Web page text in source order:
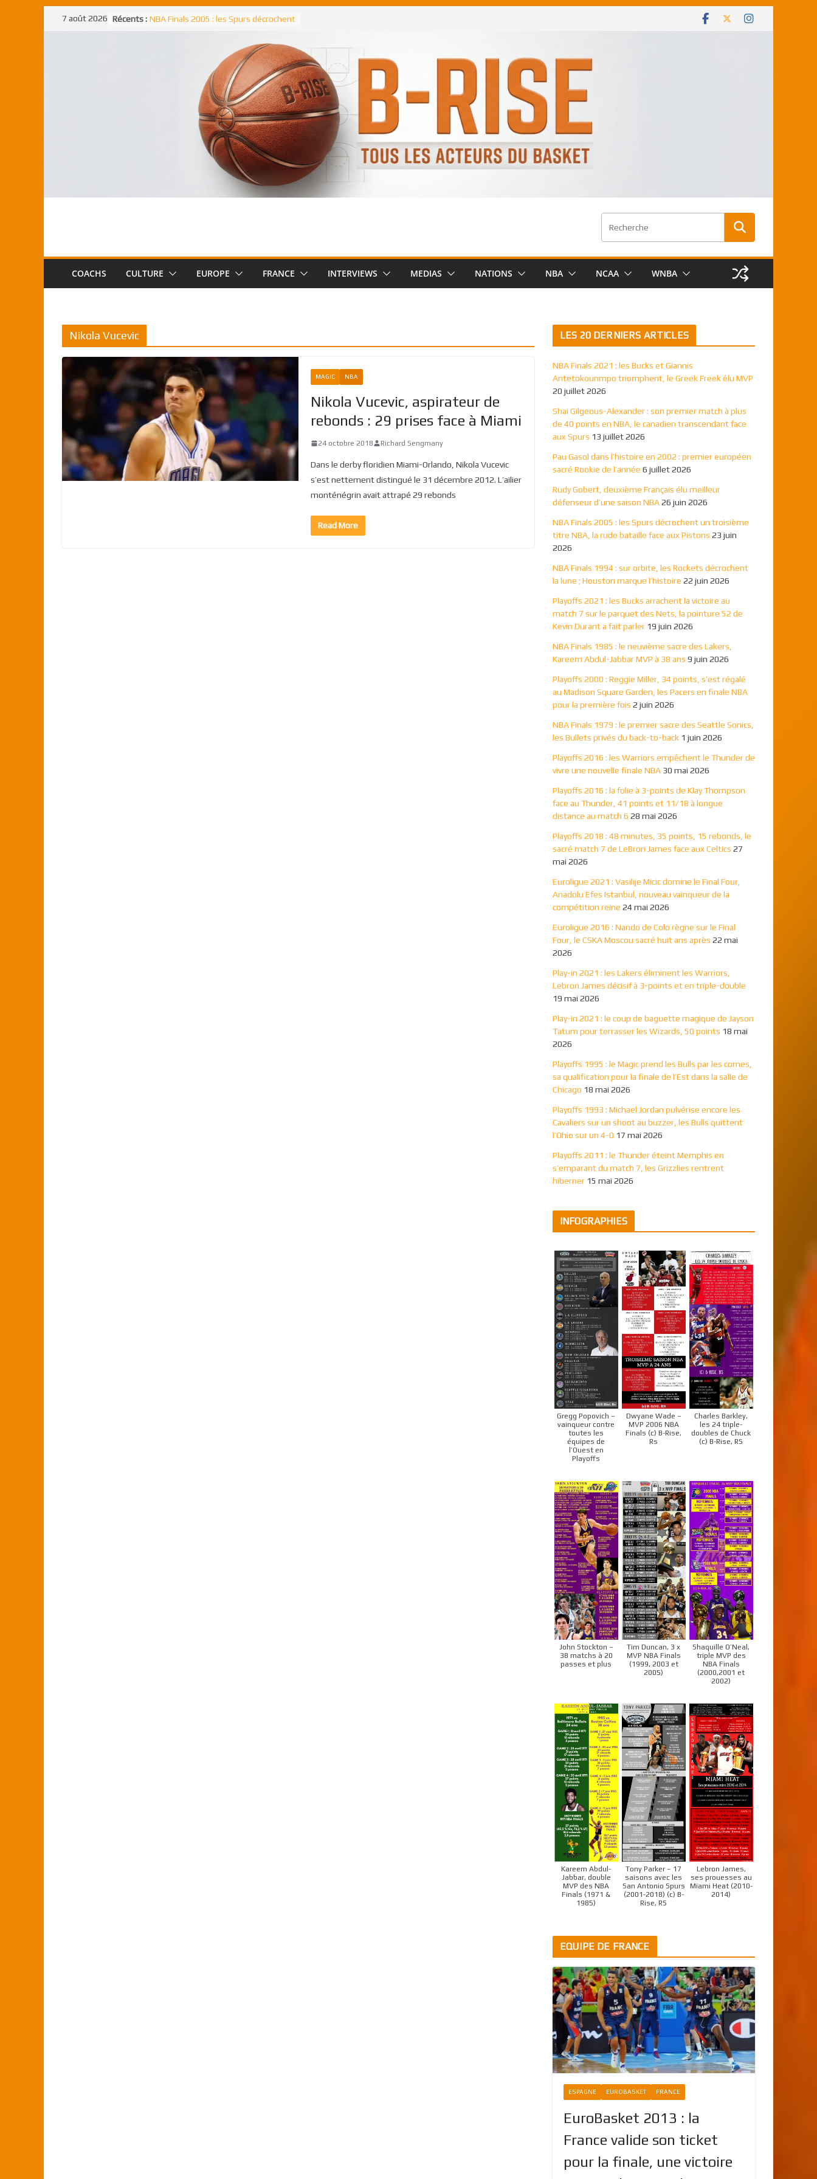
Passer7 août 2026 Récents : NBA Finals 2005 : les Spurs décrochent
NBA Finals 2021 : les Bucks et Giannis
Antetokounmpo triomphent, le Greek
Shai Gilgeous-Alexander : son premier
match à plus de 40 points en NBA, le
canadien transcendant face aux Spurs
Pau Gasol dans l’histoire en 2002 :
premier européen sacré Rookie de
Rudy Gobert, deuxième Français élu
meilleur défenseur d’une saison NBA
COACHS CULTURE EUROPE FRANCE INTERVIEWS MEDIAS NATIONS NBA NCAA WNBA
Nikola Vucevic
MAGIC NBA
Nikola Vucevic, aspirateur de
rebonds : 29 prises face à Miami
24 octobre 2018 Richard Sengmany
Dans le derby floridien Miami-Orlando, Nikola Vucevic
s’est nettement distingué le 31 décembre 2012. L’ailier
monténégrin avait attrapé 29 rebonds
Read More
LES 20 DERNIERS ARTICLES
NBA Finals 2021 : les Bucks et Giannis
Antetokounmpo triomphent, le Greek Freek élu MVP
20 juillet 2026
Shai Gilgeous-Alexander : son premier match à plus
de 40 points en NBA, le canadien transcendant face
aux Spurs 13 juillet 2026
Pau Gasol dans l’histoire en 2002 : premier européen
sacré Rookie de l’année 6 juillet 2026
Rudy Gobert, deuxième Français élu meilleur
défenseur d’une saison NBA26 juin 2026
NBA Finals 2005 : les Spurs décrochent un troisième
titre NBA, la rude bataille face aux Pistons 23 juin
2026
NBA Finals 1994 : sur orbite, les Rockets décrochent
la lune ; Houston marque l’histoire 22 juin 2026
Playoffs 2021 : les Bucks arrachent la victoire au
match 7 sur le parquet des Nets, la pointure 52 de
Kevin Durant a fait parler 19 juin 2026
NBA Finals 1985 : le neuvième sacre des Lakers,
Kareem Abdul-Jabbar MVP à 38 ans 9 juin 2026
Playoffs 2000 : Reggie Miller, 34 points, s’est régalé
au Madison Square Garden, les Pacers en finale NBA
pour la première fois 2 juin 2026
NBA Finals 1979 : le premier sacre des Seattle Sonics,
les Bullets privés du back-to-back 1 juin 2026
Playoffs 2016 : les Warriors empêchent le Thunder de
vivre une nouvelle finale NBA 30 mai 2026
Playoffs 2016 : la folie à 3-points de Klay Thompson
face au Thunder, 41 points et 11/18 à longue
distance au match 6 28 mai 2026
Playoffs 2018 : 48 minutes, 35 points, 15 rebonds, le
sacré match 7 de LeBron James face aux Celtics 27
mai 2026
Euroligue 2021 : Vasilije Micic domine le Final Four,
Anadolu Efes Istanbul, nouveau vainqueur de la
compétition reine 24 mai 2026
Euroligue 2016 : Nando de Colo règne sur le Final
Four, le CSKA Moscou sacré huit ans après 22 mai
2026
Play-in 2021 : les Lakers éliminent les Warriors,
Lebron James décisif à 3-points et en triple-double
19 mai 2026
Play-in 2021 : le coup de baguette magique de Jayson
Tatum pour terrasser les Wizards, 50 points 18 mai
2026
Playoffs 1995 : le Magic prend les Bulls par les cornes,
sa qualification pour la finale de l’Est dans la salle de
Chicago 18 mai 2026
Playoffs 1993 : Michael Jordan pulvérise encore les
Cavaliers sur un shoot au buzzer, les Bulls quittent
l’Ohio sur un 4-0 17 mai 2026
Playoffs 2011 : le Thunder éteint Memphis en
s’emparant du match 7, les Grizzlies rentrent
hiberner 15 mai 2026
INFOGRAPHIES
Gregg Popovich –
vainqueur contre
toutes les
équipes de
l’Ouest en
Playoffs
Dwyane Wade –
MVP 2006 NBA
Finals (c) B-Rise,
Rs
Charles Barkley,
les 24 triple-
doubles de Chuck
(c) B-Rise, RS
John Stockton –
38 matchs à 20
passes et plus
Tim Duncan, 3 x
MVP NBA Finals
(1999, 2003 et
2005)
Shaquille O’Neal,
triple MVP des
NBA Finals
(2000,2001 et
2002)
Kareem Abdul-
Jabbar, double
MVP des NBA
Finals (1971 &
1985)
Tony Parker – 17
saisons avec les
San Antonio Spurs
(2001-2018) (c) B-
Rise, RS
Lebron James,
ses prouesses au
Miami Heat (2010-
2014)
EQUIPE DE FRANCE
ESPAGNE EUROBASKET FRANCE
EuroBasket 2013 : la
France valide son ticket
pour la finale, une victoire